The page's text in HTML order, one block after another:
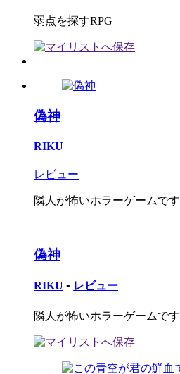
弱点を探すRPG
偽神
RIKU
レビュー
隣人が怖いホラーゲームです
偽神
RIKU • レビュー
隣人が怖いホラーゲームです